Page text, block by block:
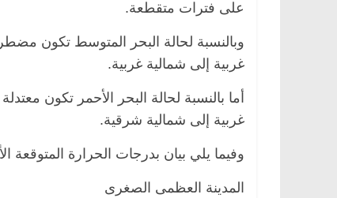
على فترات متقطعة.
غربية إلى شمالية غربية.
غربية إلى شمالية شرقية.
وفيما يلي بيان بدرجات الحرارة
المدينة العظمى الصغرى